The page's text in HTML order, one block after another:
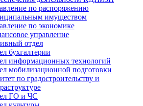
по распоряжению
имуществом
по экономике
управление
отдел
бухгалтерии
информационных технологий
мобилизационной подготовки
по градостроительству и
ГО и ЧС